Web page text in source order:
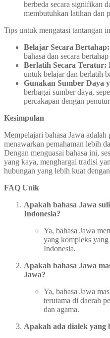
berbeda secara signifikan
membutuhkan latihan dan
Tips untuk mengatasi tantangan
Belajar Secara Bertahap:
bahasa dan secara
Berlatih Secara Teratur:
untuk belajar dan berlatih
Gunakan Sumber Daya
berbagai sumber daya,
percakapan dengan
Kesimpulan
Mempelajari bahasa Jawa
menawarkan pemahaman lebih
Dengan menguasai bahasa ini,
yang kaya, menghargai tradisi
hubungan yang lebih kuat
FAQ Unik
Apakah bahasa Jawa
Indonesia?
Ya, bahasa Jawa
yang kompleks yang
Indonesia.
Apakah bahasa Jawa
Jawa?
Ya, bahasa Jawa
terutama di daerah
dan agama.
Apakah ada dialek yang